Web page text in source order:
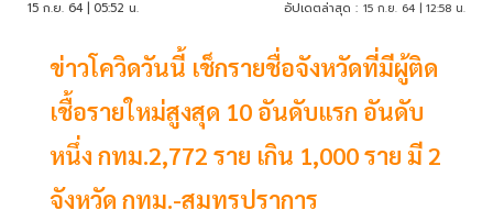
15 ก.ย. 64 | 05:52 น. อัปเดตล่าสุด : 15 ก.ย. 64 | 12:58 น.
ข่าวโควิดวันนี้ เช็กรายชื่อจังหวัดที่มีผู้ติด
เชื้อรายใหม่สูงสุด 10 อันดับแรก อันดับ
หนึ่ง กทม.2,772 ราย เกิน 1,000 ราย มี 2
จังหวัด กทม.-สมุทรปราการ